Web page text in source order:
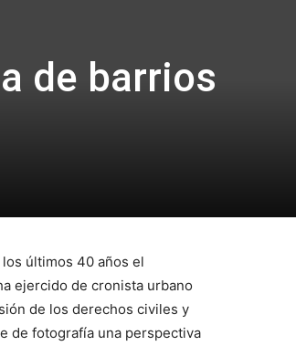
de barrios
últimos 40 años el
ejercido de cronista urbano
de los derechos civiles y
de fotografía una perspectiva